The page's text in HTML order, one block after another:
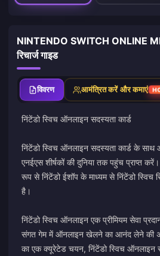
NINTENDO SWITCH ONLINE
रिचार्ज गाइड
विवरण आमंत्रित करें और कमाएं
निंटेंडो स्विच ऑनलाइन सदस्यता कार्ड
निंटेंडो स्विच ऑनलाइन सदस्यता कार्ड के
एनईएस शीर्षकों की दुनिया तक पहुंच प्राप्त
रूप से निंटेंडो ईशॉप के माध्यम से निंटेंडो स्विच
है।
निंटेंडो स्विच ऑनलाइन एक प्रीमियम सेवा
संगत गेम में ऑनलाइन खेलने का आनंद लेने की
का एक क्यूरेटेड चयन, निंटेंडो स्विच ऑनलाइन